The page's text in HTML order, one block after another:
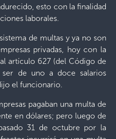
esto con la finalidad
laborales.
de multas y ya no son
privadas, hoy con la
artículo 627 (del Código de
ser de uno a doce salarios
el funcionario.
pagaban una multa de
en dólares; pero luego de
31 de octubre por la